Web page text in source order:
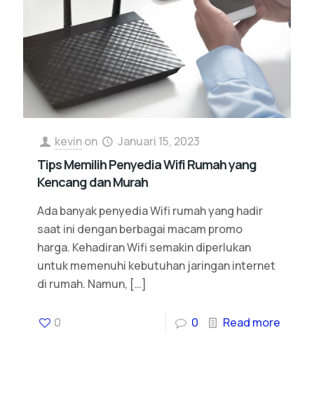
kevinon Januari 15, 2023
Tips Memilih Penyedia Wifi Rumah yang
Kencang dan Murah
Ada banyak penyedia Wifi rumah yang hadir
saat ini dengan berbagai macam promo
harga. Kehadiran Wifi semakin diperlukan
untuk memenuhi kebutuhan jaringan internet
di rumah. Namun, […]
0 0 Read more